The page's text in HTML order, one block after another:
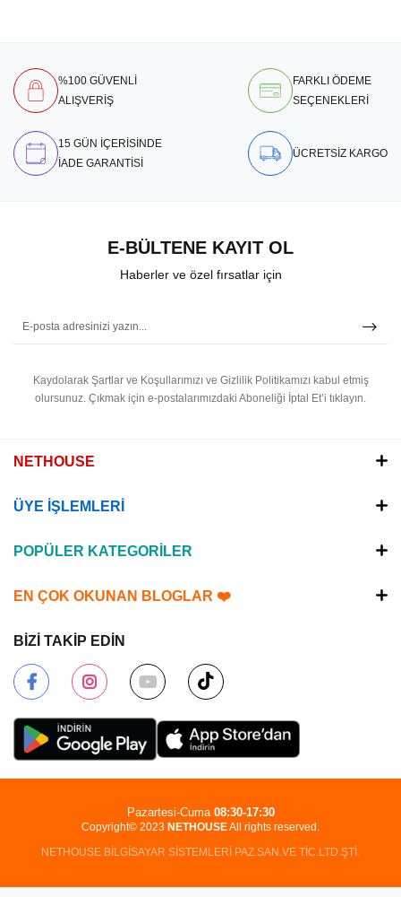
%100 GÜVENLİ
ALIŞVERİŞ
FARKLI ÖDEME
SEÇENEKLERİ
15 GÜN İÇERİSİNDE
İADE GARANTİSİ
ÜCRETSİZ KARGO
E-BÜLTENE KAYIT OL
Haberler ve özel fırsatlar için
Kaydolarak Şartlar ve Koşullarımızı ve Gizlilik Politikamızı kabul etmiş
olursunuz. Çıkmak için e-postalarımızdaki Aboneliği İptal Et’i tıklayın.
NETHOUSE
ÜYE İŞLEMLERİ
POPÜLER KATEGORİLER
EN ÇOK OKUNAN BLOGLAR ❤️
BİZİ TAKİP EDİN
Copyright© 2023 NETHOUSEAll rights reserved.
NETHOUSE BİLGİSAYAR SİSTEMLERİ PAZ.SAN.VE TİC.LTD.ŞTİ.
Pazartesi-Cuma 08:30-17:30